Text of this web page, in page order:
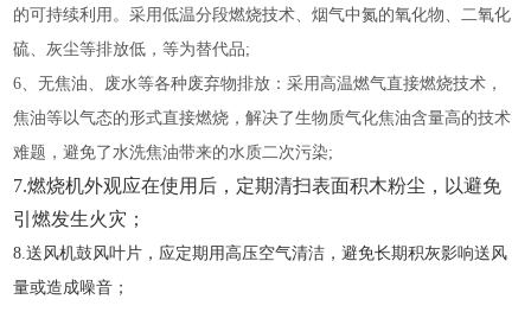
的可持续利用。采用低温分段燃烧技术、烟气中氮的氧化物、二氧化
硫、灰尘等排放低，等为替代品;
6、无焦油、废水等各种废弃物排放：采用高温燃气直接燃烧技术，
焦油等以气态的形式直接燃烧，解决了生物质气化焦油含量高的技术
难题，避免了水洗焦油带来的水质二次污染;
7.燃烧机外观应在使用后，定期清扫表面积木粉尘，以避免
引燃发生火灾；
8.送风机鼓风叶片，应定期用高压空气清洁，避免长期积灰影响送风
量或造成噪音；